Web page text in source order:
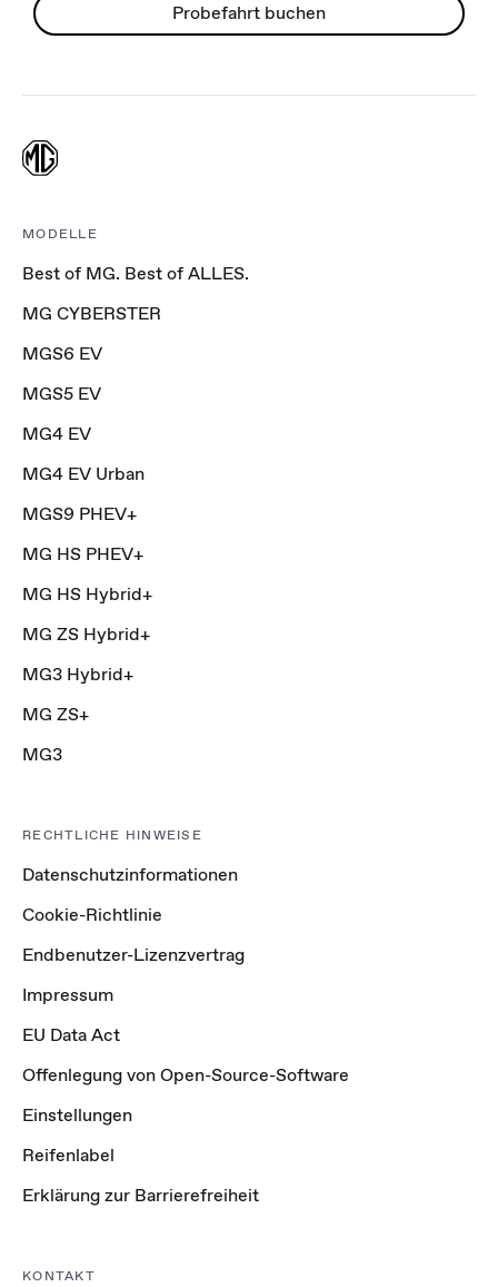
Probefahrt buchen
MODELLE
Best of MG. Best of ALLES.
MG CYBERSTER
MGS6 EV
MGS5 EV
MG4 EV
MG4 EV Urban
MGS9 PHEV+
MG HS PHEV+
MG HS Hybrid+
MG ZS Hybrid+
MG3 Hybrid+
MG ZS+
MG3
RECHTLICHE HINWEISE
Datenschutzinformationen
Cookie-Richtlinie
Endbenutzer-Lizenzvertrag
Impressum
EU Data Act
Offenlegung von Open-Source-Software
Einstellungen
Reifenlabel
Erklärung zur Barrierefreiheit
KONTAKT